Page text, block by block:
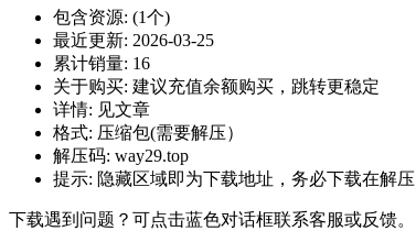
包含资源: (1个)
最近更新: 2026-03-25
累计销量: 16
关于购买: 建议充值余额购买，跳转更稳定
详情: 见文章
格式: 压缩包(需要解压）
解压码: way29.top
提示: 隐藏区域即为下载地址，务必下载在解压
下载遇到问题？可点击蓝色对话框联系客服或反馈。